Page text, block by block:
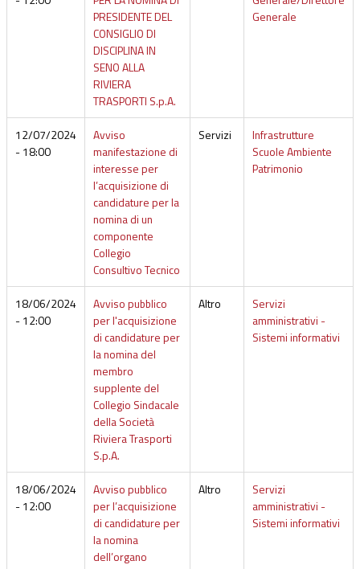
PRESIDENTE DEL
CONSIGLIO DI
DISCIPLINA IN
SENO ALLA
RIVIERA
TRASPORTI S.p.A.
Generale
12/07/2024
- 18:00
Avviso
manifestazione di
interesse per
l’acquisizione di
candidature per la
nomina di un
componente
Collegio
Consultivo Tecnico
Servizi
Infrastrutture
Scuole Ambiente
Patrimonio
18/06/2024
- 12:00
Avviso pubblico
per l'acquisizione
di candidature per
la nomina del
membro
supplente del
Collegio Sindacale
della Società
Riviera Trasporti
S.p.A.
Altro
Servizi
amministrativi -
Sistemi informativi
18/06/2024
- 12:00
Avviso pubblico
per l’acquisizione
di candidature per
la nomina
dell’organo
Altro
Servizi
amministrativi -
Sistemi informativi